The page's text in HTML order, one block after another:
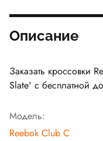
Описание
Заказать кроссовки
Slate' с бесплатной
Модель:
Reebok Club C